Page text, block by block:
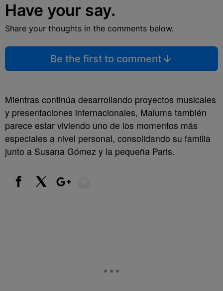
Have your say.
Share your thoughts in the comments below.
Be the first to comment
Mientras continúa desarrollando proyectos musicales
y presentaciones internacionales, Maluma también
parece estar viviendo uno de los momentos más
especiales a nivel personal, consolidando su familia
junto a Susana Gómez y la pequeña Paris.